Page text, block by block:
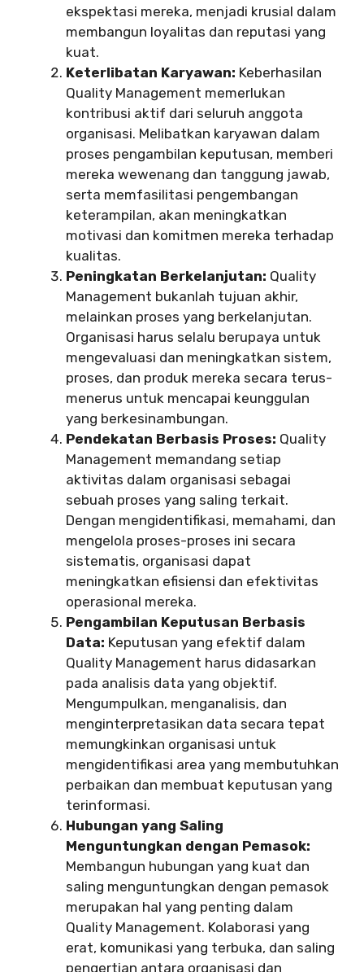
ekspektasi mereka, menjadi krusial dalam
membangun loyalitas dan reputasi yang
kuat.
Keterlibatan Karyawan: Keberhasilan
Quality Management memerlukan
kontribusi aktif dari seluruh anggota
organisasi. Melibatkan karyawan dalam
proses pengambilan keputusan, memberi
mereka wewenang dan tanggung jawab,
serta memfasilitasi pengembangan
keterampilan, akan meningkatkan
motivasi dan komitmen mereka terhadap
kualitas.
Peningkatan Berkelanjutan: Quality
Management bukanlah tujuan akhir,
melainkan proses yang berkelanjutan.
Organisasi harus selalu berupaya untuk
mengevaluasi dan meningkatkan sistem,
proses, dan produk mereka secara terus-
menerus untuk mencapai keunggulan
yang berkesinambungan.
Pendekatan Berbasis Proses: Quality
Management memandang setiap
aktivitas dalam organisasi sebagai
sebuah proses yang saling terkait.
Dengan mengidentifikasi, memahami, dan
mengelola proses-proses ini secara
sistematis, organisasi dapat
meningkatkan efisiensi dan efektivitas
operasional mereka.
Pengambilan Keputusan Berbasis
Data: Keputusan yang efektif dalam
Quality Management harus didasarkan
pada analisis data yang objektif.
Mengumpulkan, menganalisis, dan
menginterpretasikan data secara tepat
memungkinkan organisasi untuk
mengidentifikasi area yang membutuhkan
perbaikan dan membuat keputusan yang
terinformasi.
Hubungan yang Saling
Menguntungkan dengan Pemasok:
Membangun hubungan yang kuat dan
saling menguntungkan dengan pemasok
merupakan hal yang penting dalam
Quality Management. Kolaborasi yang
erat, komunikasi yang terbuka, dan saling
pengertian antara organisasi dan